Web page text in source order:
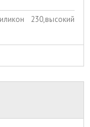
230,высокий